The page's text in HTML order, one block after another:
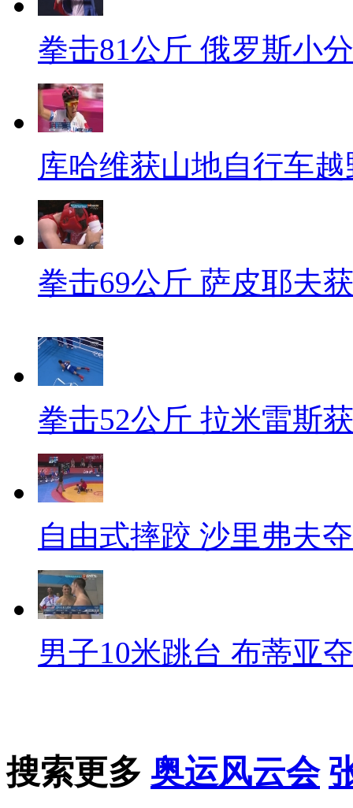
拳击81公斤 俄罗斯小
库哈维获山地自行车
拳击69公斤 萨皮耶夫
拳击52公斤 拉米雷斯
自由式摔跤 沙里弗夫
男子10米跳台 布蒂亚
搜索更多 奥运风云会